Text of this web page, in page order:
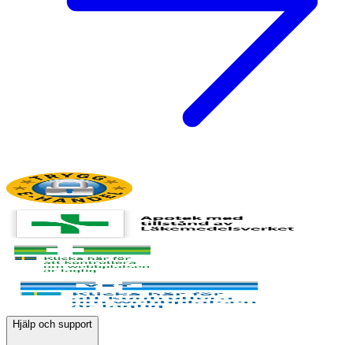
Hjälp och support